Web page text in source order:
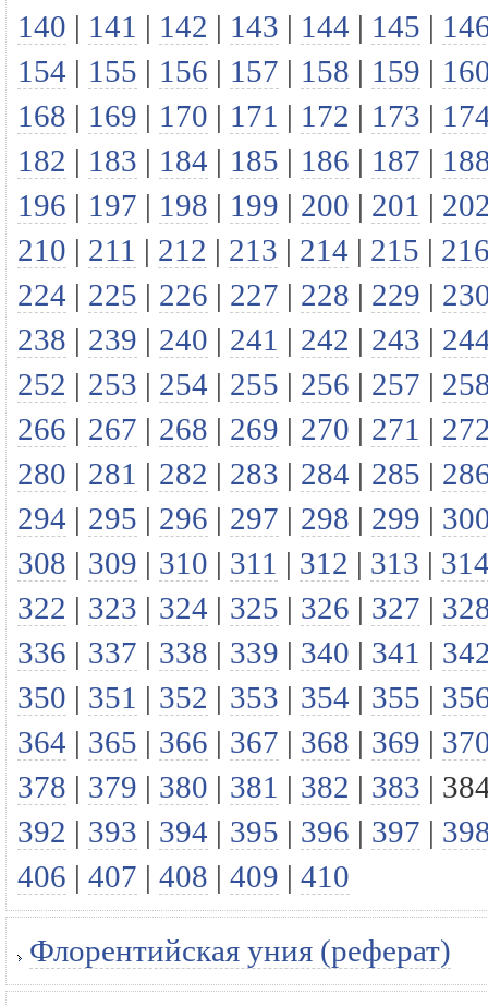
140 | 141 | 142 | 143 | 144 | 145 |
154 | 155 | 156 | 157 | 158 | 159 |
168 | 169 | 170 | 171 | 172 | 173 |
182 | 183 | 184 | 185 | 186 | 187 |
196 | 197 | 198 | 199 | 200 | 201 |
210 | 211 | 212 | 213 | 214 | 215 |
224 | 225 | 226 | 227 | 228 | 229 |
238 | 239 | 240 | 241 | 242 | 243 |
252 | 253 | 254 | 255 | 256 | 257 |
266 | 267 | 268 | 269 | 270 | 271 |
280 | 281 | 282 | 283 | 284 | 285 |
294 | 295 | 296 | 297 | 298 | 299 |
308 | 309 | 310 | 311 | 312 | 313 |
322 | 323 | 324 | 325 | 326 | 327 |
336 | 337 | 338 | 339 | 340 | 341 |
350 | 351 | 352 | 353 | 354 | 355 |
364 | 365 | 366 | 367 | 368 | 369 |
378 | 379 | 380 | 381 | 382 | 383 |
392 | 393 | 394 | 395 | 396 | 397 |
406 | 407 | 408 | 409 | 410
Флорентийская уния (реферат)